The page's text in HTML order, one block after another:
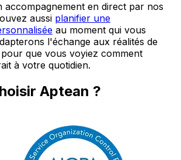
accompagnement en direct par nos
aussi planifier une
au moment qui vous
l'échange aux réalités de
que vous voyiez comment
à votre quotidien.
Aptean ?